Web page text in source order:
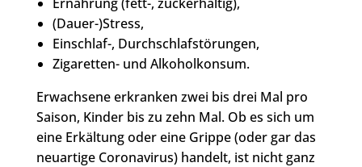
(Dauer-)Stress,
Einschlaf-, Durchschlafstörungen,
Zigaretten- und Alkoholkonsum.
Erwachsene erkranken zwei bis drei Mal pro
Saison, Kinder bis zu zehn Mal. Ob es sich um
eine Erkältung oder eine Grippe (oder gar das
neuartige Coronavirus) handelt, ist nicht ganz